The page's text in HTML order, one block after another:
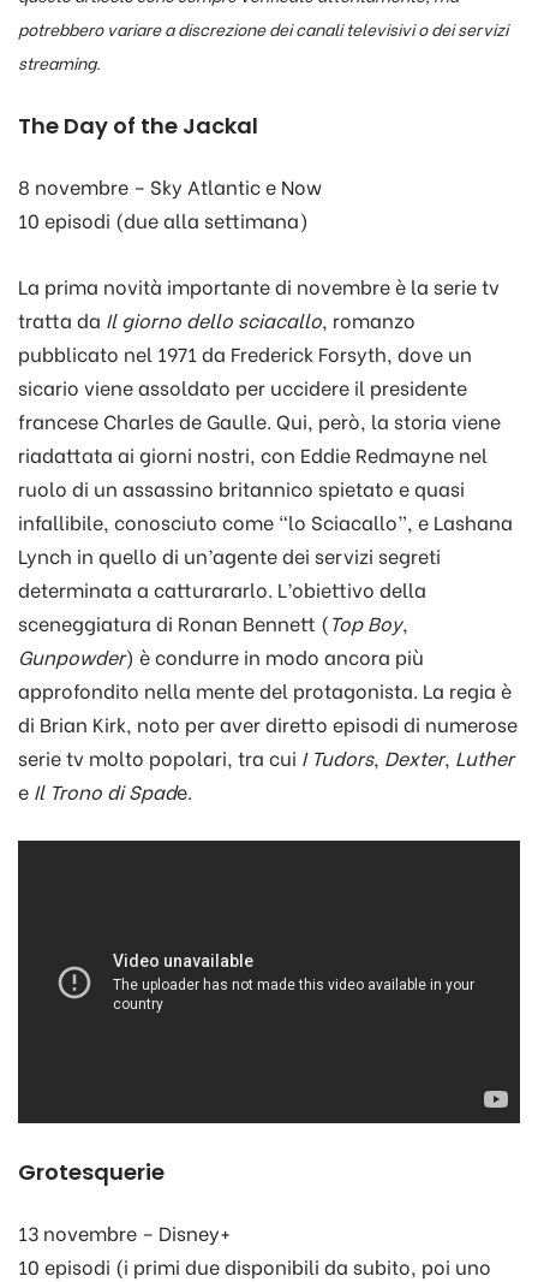
potrebbero variare a discrezione dei canali televisivi o dei servizi
streaming.
The Day of the Jackal
8 novembre – Sky Atlantic e Now
10 episodi (due alla settimana)
La prima novità importante di novembre è la serie tv
tratta da Il giorno dello sciacallo, romanzo
pubblicato nel 1971 da Frederick Forsyth, dove un
sicario viene assoldato per uccidere il presidente
francese Charles de Gaulle. Qui, però, la storia viene
riadattata ai giorni nostri, con Eddie Redmayne nel
ruolo di un assassino britannico spietato e quasi
infallibile, conosciuto come “lo Sciacallo”, e Lashana
Lynch in quello di un’agente dei servizi segreti
determinata a catturararlo. L’obiettivo della
sceneggiatura di Ronan Bennett (Top Boy,
Gunpowder) è condurre in modo ancora più
approfondito nella mente del protagonista. La regia è
di Brian Kirk, noto per aver diretto episodi di numerose
serie tv molto popolari, tra cui I Tudors, Dexter, Luther
e Il Trono di Spade.
Grotesquerie
13 novembre – Disney+
10 episodi (i primi due disponibili da subito, poi uno